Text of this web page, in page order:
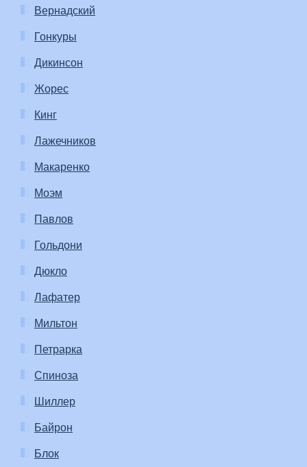
Вернадский
Гонкуры
Дикинсон
Жорес
Кинг
Лажечников
Макаренко
Моэм
Павлов
Гольдони
Дюкло
Лафатер
Мильтон
Петрарка
Спиноза
Шиллер
Байрон
Блок